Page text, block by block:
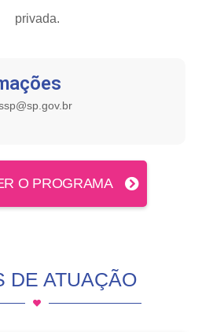
privada.
O PROGRAMA
DE ATUAÇÃO